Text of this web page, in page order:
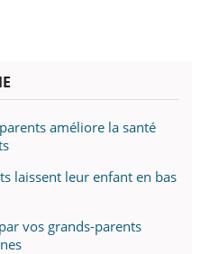
améliore la santé
laissent leur enfant en bas
vos grands-parents